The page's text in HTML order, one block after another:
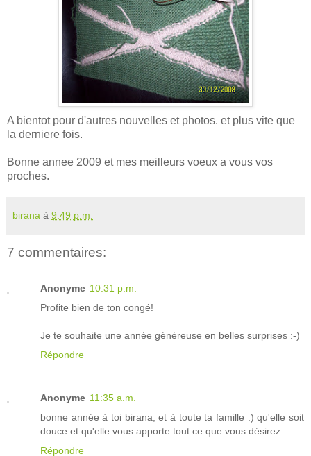
A bientot pour d'autres nouvelles et photos. et plus vite que
la derniere fois.
Bonne annee 2009 et mes meilleurs voeux a vous vos
proches.
birana à 9:49 p.m.
7 commentaires:
Anonyme 10:31 p.m.
Profite bien de ton congé!
Je te souhaite une année généreuse en belles surprises :-)
Répondre
Anonyme 11:35 a.m.
bonne année à toi birana, et à toute ta famille :) qu'elle soit
douce et qu'elle vous apporte tout ce que vous désirez
Répondre